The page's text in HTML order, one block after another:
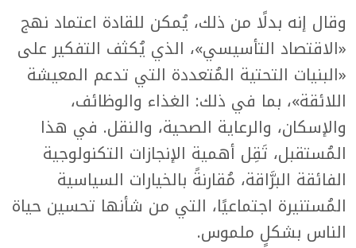
وقال إنه بدلًا من ذلك، يُمكن للقادة اعتماد نهج
«الاقتصاد التأسيسي»، الذي يُكثف التفكير على
«البنيات التحتية المُتعددة التي تدعم المعيشة
اللائقة»، بما في ذلك: الغذاء والوظائف،
والإسكان، والرعاية الصحية، والنقل. في هذا
المُستقبل، تَقِل أهمية الإنجازات التكنولوجية
الفائقة البرَّاقة، مُقارنةً بالخيارات السياسية
المُستنيرة اجتماعيًا، التي من شأنها تحسين حياة
الناس بشكلٍ ملموس.